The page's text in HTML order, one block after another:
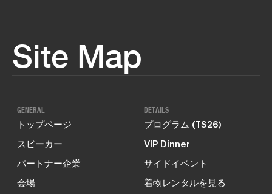
Site Map
GENERAL
トップページ
スピーカー
パートナー企業
会場
DETAILS
プログラム (TS26)
VIP Dinner
サイドイベント
着物レンタルを見る